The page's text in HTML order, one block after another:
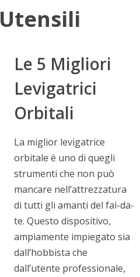
Utensili
Le 5 Migliori
Levigatrici
Orbitali
La miglior levigatrice
orbitale è uno di quegli
strumenti che non può
mancare nell’attrezzatura
di tutti gli amanti del fai-da-
te. Questo dispositivo,
ampiamente impiegato sia
dall’hobbista che
dall’utente professionale,